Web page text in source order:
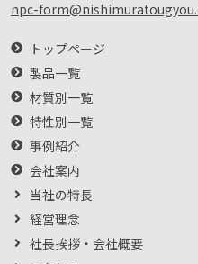
npc-
トップページ
製品一覧
材質別一覧
特性別一覧
事例紹介
会社案内
当社の特長
経営理念
社長挨拶・会社概要